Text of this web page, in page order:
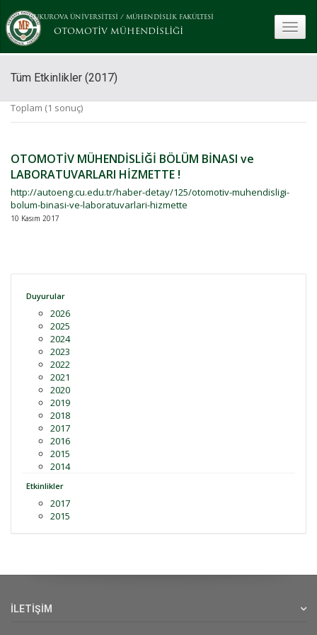
ÇUKUROVA ÜNİVERSİTESİ / MÜHENDİSLİK FAKÜLTESİ
OTOMOTİV MÜHENDİSLİĞİ
Tüm Etkinlikler (2017)
Toplam (1 sonuç)
OTOMOTİV MÜHENDİSLİĞİ BÖLÜM BİNASI ve
LABORATUVARLARI HİZMETTE !
http://autoeng.cu.edu.tr/haber-detay/125/otomotiv-muhendisligi-
bolum-binasi-ve-laboratuvarlari-hizmette
10 Kasım 2017
Duyurular
2026
2025
2024
2023
2022
2021
2020
2019
2018
2017
2016
2015
2014
Etkinlikler
2017
2015
İLETİŞİM